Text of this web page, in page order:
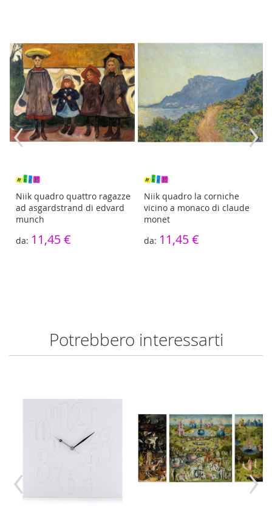
Niik quadro quattro ragazze
ad asgardstrand di edvard
munch
11,45 €
Niik quadro la corniche
vicino a monaco di claude
monet
11,45 €
‹ ›
Potrebbero interessarti
‹ ›